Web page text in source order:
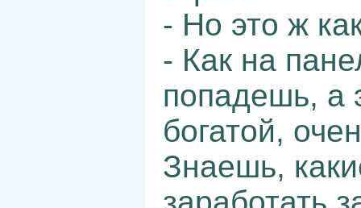
- Но это ж
- Как на
попадешь, а
богатой,
Знаешь,